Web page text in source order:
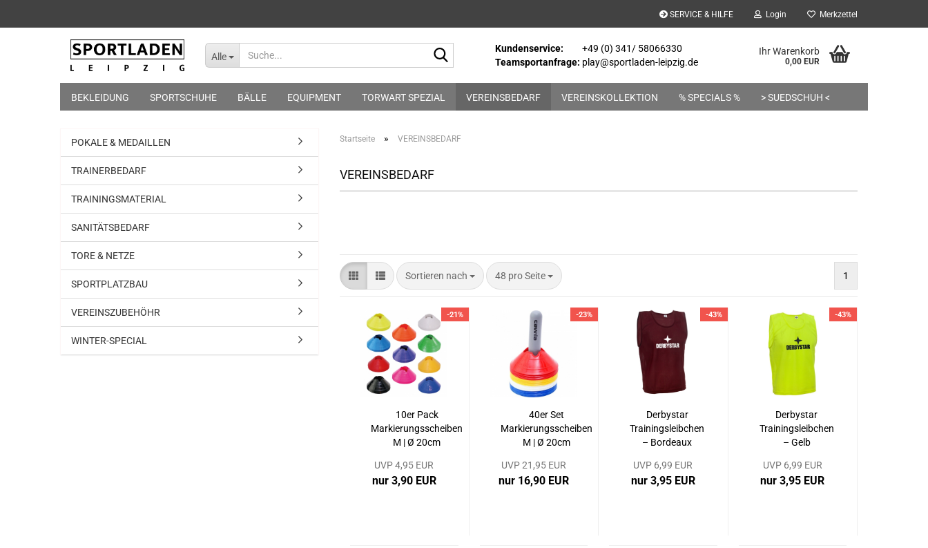
SERVICE & HILFE Login Merkzettel
Alle
Kundenservice:
+49 (0) 341/ 58066330
Teamsportanfrage: play@sportladen-leipzig.de
Ihr Warenkorb
0,00 EUR
BEKLEIDUNG SPORTSCHUHE BÄLLE EQUIPMENT TORWART SPEZIAL VEREINSBEDARF VEREINSKOLLEKTION % SPECIALS % > SUEDSCHUH <
Startseite » VEREINSBEDARF
VEREINSBEDARF
Sortieren nach
Sortieren nach 48 pro Seite
pro Seite 1
-21%
10er Pack
Markierungsscheiben
M | Ø 20cm
UVP 4,95 EUR
nur 3,90 EUR
-23%
40er Set
Markierungsscheiben
M | Ø 20cm
UVP 21,95 EUR
nur 16,90 EUR
-43%
Derbystar
Trainingsleibchen
– Bordeaux
UVP 6,99 EUR
nur 3,95 EUR
-43%
Derbystar
Trainingsleibchen
– Gelb
UVP 6,99 EUR
nur 3,95 EUR
POKALE & MEDAILLEN
TRAINERBEDARF
TRAININGSMATERIAL
SANITÄTSBEDARF
TORE & NETZE
SPORTPLATZBAU
VEREINSZUBEHÖHR
WINTER-SPECIAL